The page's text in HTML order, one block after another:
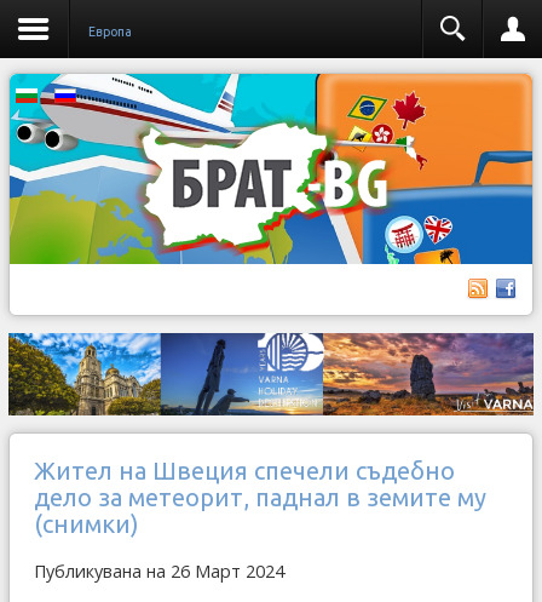
Европа
Жител на Швеция спечели съдебно
дело за метеорит, паднал в земите му
(снимки)
Публикувана на 26 Март 2024